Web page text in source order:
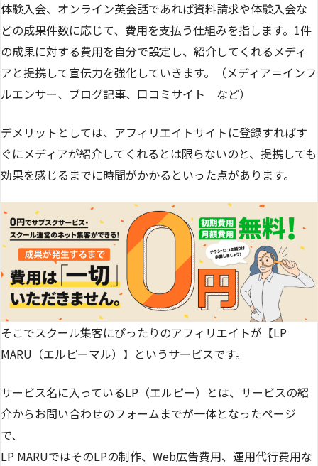
体験入会、オンライン英会話であれば資料請求や体験入会な
どの成果件数に応じて、費用を支払う仕組みを指します。1件
の成果に対する費用を自分で設定し、紹介してくれるメディ
アと提携して宣伝力を強化していきます。（メディア＝インフ
ルエンサー、ブログ記事、口コミサイト など）
デメリットとしては、アフィリエイトサイトに登録すればす
ぐにメディアが紹介してくれるとは限らないのと、提携しても
効果を感じるまでに時間がかかるといった点があります。
そこでスクール集客にぴったりのアフィリエイトが【LP
MARU（エルピーマル）】というサービスです。
サービス名に入っているLP（エルピー）とは、サービスの紹
介からお問い合わせのフォームまでが一体となったページ
で、
LP MARUではそのLPの制作、Web広告費用、運用代行費用な